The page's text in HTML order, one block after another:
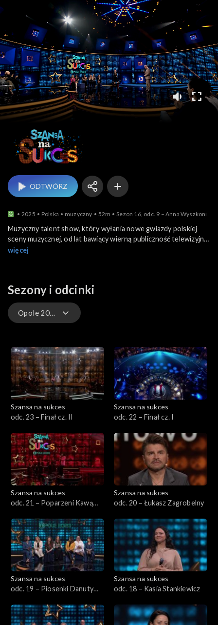
Szansa na sukces
ODTWÓRZ
2025 Polska muzyczny 52m Sezon 16, odc. 9 – Anna Wyszkoni
Muzyczny talent show, który wyłania nowe gwiazdy polskiej
sceny muzycznej, od lat bawiący wierną publiczność telewizyjnej
Dwójki.
więcej
Sezony i odcinki
Opole 2026
Opole 2025
Eurowizja Junior 2024
Opole 2024
Eurowizja Junior 2023
Odcinki świąteczne
Opole 2023
Opole 2021
Opole 2020
Opole 2019
Eurowizja 2020
Szansa na sukces
odc. 23 – Finał cz. II
Szansa na sukces
odc. 22 – Finał cz. I
Szansa na sukces
odc. 21 – Poparzeni Kawą
Szansa na sukces
odc. 20 – Łukasz Zagrobelny
Szansa na sukces
odc. 19 – Piosenki Danuty
Szansa na sukces
odc. 18 – Kasia Stankiewicz